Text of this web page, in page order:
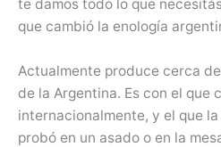
te damos todo lo que
que cambió la enología
Actualmente produce cerca
de la Argentina. Es con el que
internacionalmente, y el que
probó en un asado o en la